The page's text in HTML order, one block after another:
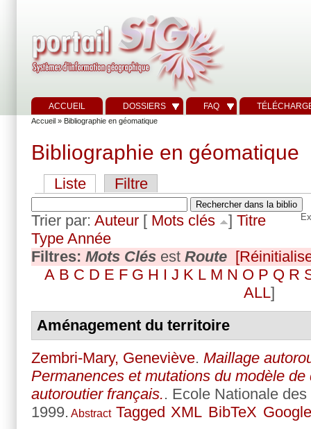
ACCUEIL DOSSIERS FAQ
Accueil » Bibliographie en géomatique
Bibliographie en géomatique
Liste Filtre
Trier par: Auteur [ Mots clés ] Titre
Type Année
Filtres: Mots Clés est Route
A B C D E F G H I J K L M N O P Q R
ALL]
Aménagement du territoire
Zembri-Mary, Geneviève. Maillage
Permanences et mutations du modèle
autoroutier français.. Ecole Nationale
1999. Abstract Tagged XML BibTeX